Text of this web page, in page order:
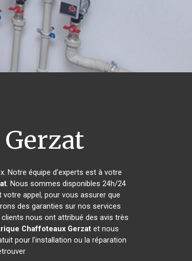
Gerzat
Notre équipe d'experts est à votre
. Nous sommes disponibles 24h/24
appel, pour vous assurer que
des garanties sur nos services
nous ont attribué des avis très
Chaffoteaux Gerzat et nous
pour l'installation ou la réparation